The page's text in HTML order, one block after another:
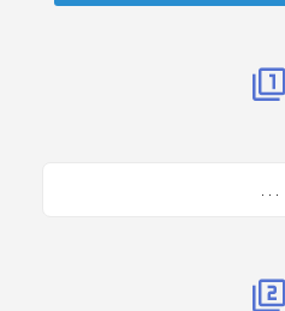
. . .